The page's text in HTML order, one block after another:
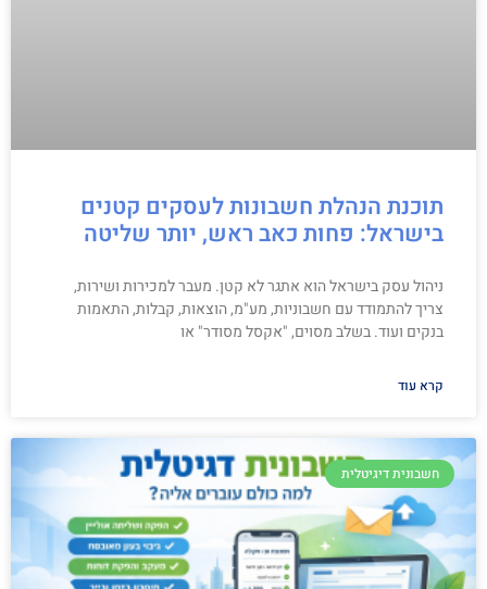
תוכנת הנהלת חשבונות לעסקים קטנים
בישראל: פחות כאב ראש, יותר שליטה
ניהול עסק בישראל הוא אתגר לא קטן. מעבר למכירות ושירות,
צריך להתמודד עם חשבוניות, מע"מ, הוצאות, קבלות, התאמות
בנקים ועוד. בשלב מסוים, "אקסל מסודר" או
קרא עוד
חשבונית דיגיטלית